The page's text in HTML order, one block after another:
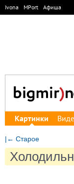
Ivona MPort Афиша
Картинки
|← Старое